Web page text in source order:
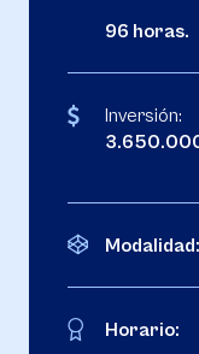
96 horas.
Inversión:
Modalidad:
Horario: